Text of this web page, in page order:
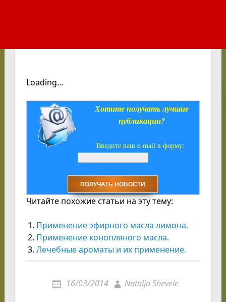
Loading…
Хотите получать лучшие
публикации?
Введите ваш e-mail в форму:
Читайте похожие статьи на эту тему:
Применение эфирного масла лимона.
Применение конопляного масла.
Лечебные ароматы и их применение.
16/03/2014 Natalja Shevele